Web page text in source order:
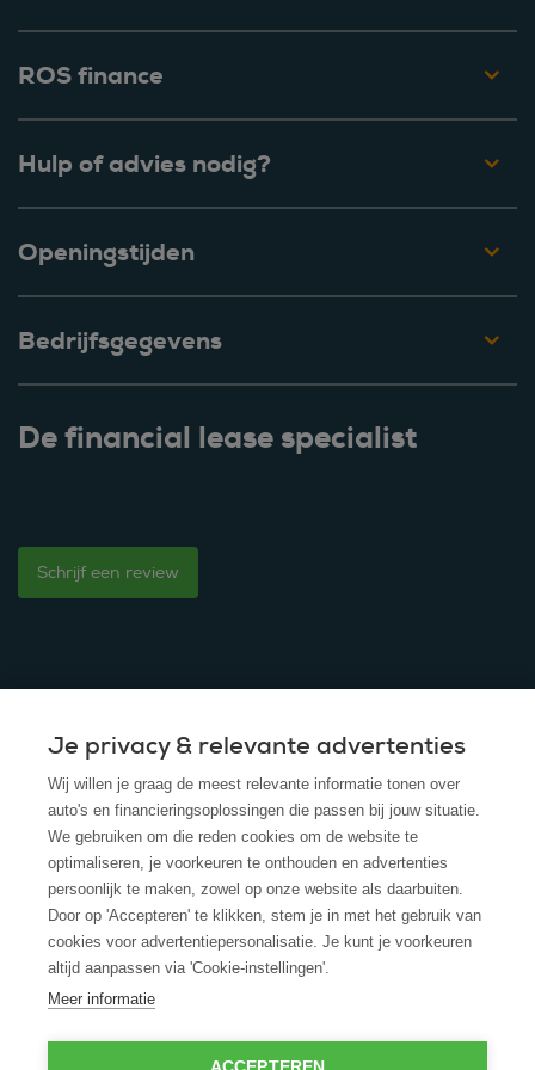
ROS finance
Hulp of advies nodig?
Openingstijden
Bedrijfsgegevens
De financial lease specialist
Schrijf een review
© 2025 - ROS Krediet Service
Algemene Voorwaarden
Disclaimer
Privacy Policy
Cookies
Cookie policy
Je privacy & relevante advertenties
Wij willen je graag de meest relevante informatie tonen over
auto's en financieringsoplossingen die passen bij jouw situatie.
We gebruiken om die reden cookies om de website te
optimaliseren, je voorkeuren te onthouden en advertenties
persoonlijk te maken, zowel op onze website als daarbuiten.
Door op 'Accepteren' te klikken, stem je in met het gebruik van
cookies voor advertentiepersonalisatie. Je kunt je voorkeuren
altijd aanpassen via 'Cookie-instellingen'.
Meer informatie